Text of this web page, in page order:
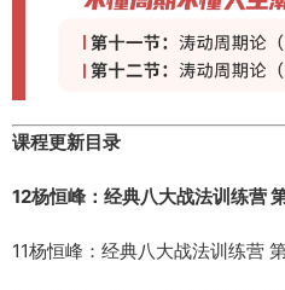
课程更新目录
12杨恒峰：经典八大战法训练营
11杨恒峰：经典八大战法训练营